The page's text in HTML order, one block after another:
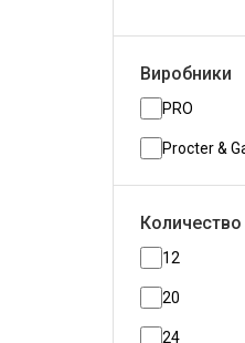
Виробники
PRO
Procter &
12
20
24